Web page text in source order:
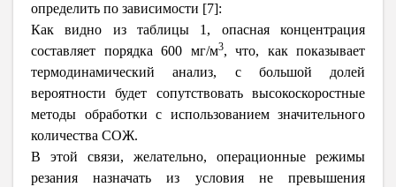
определить по зависимости [7]:
Как видно из таблицы 1, опасная концентрация
составляет порядка 600 мг/м3, что, как показывает
термодинамический анализ, с большой долей
вероятности будет сопутствовать высокоскоростные
методы обработки с использованием значительного
количества СОЖ.
В этой связи, желательно, операционные режимы
резания назначать из условия не превышения